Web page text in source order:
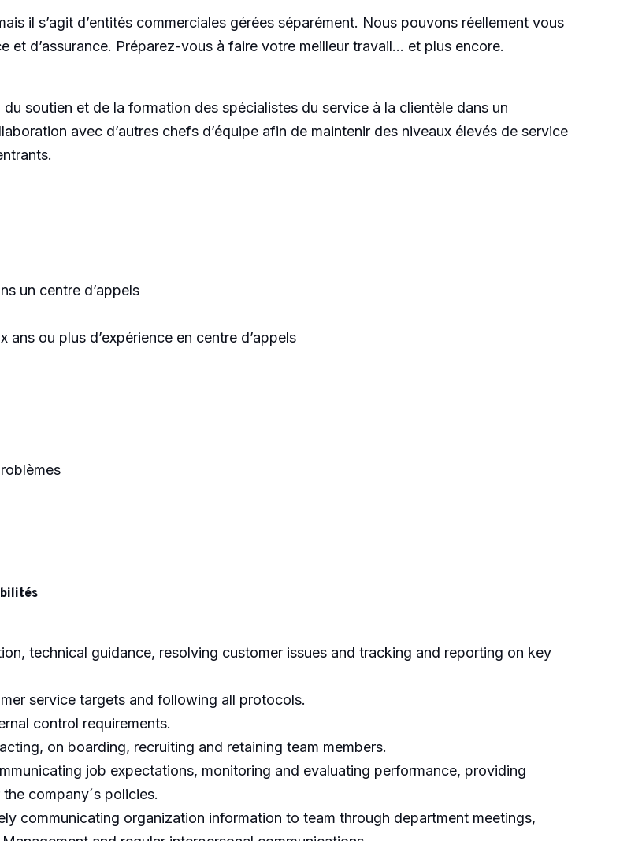
il s’agit d’entités commerciales gérées séparément. Nous pouvons réellement vous
et d’assurance. Préparez-vous à faire votre meilleur travail… et plus encore.
soutien et de la formation des spécialistes du service à la clientèle dans un
avec d’autres chefs d’équipe afin de maintenir des niveaux élevés de service
un centre d’appels
ans ou plus d’expérience en centre d’appels
technical guidance, resolving customer issues and tracking and reporting on key
service targets and following all protocols.
control requirements.
on boarding, recruiting and retaining team members.
job expectations, monitoring and evaluating performance, providing
company´s policies.
communicating organization information to team through department meetings,